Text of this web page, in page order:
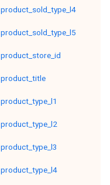
product_sold_type_l4
product_sold_type_l5
product_store_id
product_title
product_type_l1
product_type_l2
product_type_l3
product_type_l4